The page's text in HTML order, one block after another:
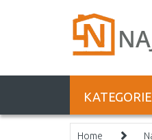
KATEGORIE
Home